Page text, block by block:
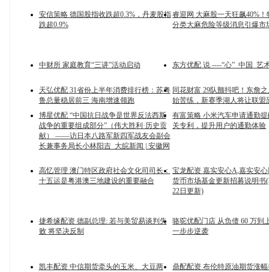
安信策略 德国股指收跌超0.3%，丹麦股指
跌超0.9%
睿迎网 大麻股一天狂飙40%
分类大麻危险等级消息引爆市
中财所 家庭教育“三讲”活动启动 东方优配 说 ----“心”_中国_艺
天弘优配 31省份上半年消费排行榜：苏粤
鲁总量稳居前三 海南增速领跑
同花财富 29队颤抖吧！东詹
始苦练，新赛季湖人将让联盟
博星优配 “中国抗日战争是世界反法西斯
战争的重要组成部分”（伟大胜利·历史贡
献） ——访日本八路军新四军战友会副会
长兼事务局长小林阳吉_大皖新闻 | 安徽网
有富策略 小米汽车申请通勤
关专利，提升用户的通勤体验
高忆管理 澳门特区政府社会文化司司长：
十五运是粤港澳三地建设的重要融合
宝龙配资 嘉实安心A,嘉实安
货币市场基金更新招募说明书
22日更新)
捷希缘配资 德副总理: 若与美贸易谈判失
败 将坚决反制
骆驼优配门店 从负债 60 万到
一步步逆袭
凯丰配资 中信期货牵头的玉米、大豆两
鼎配配资 布伦特原油期货涨